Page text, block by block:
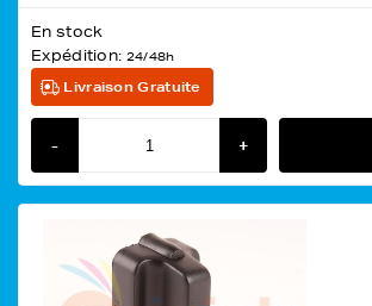
En stock
Expédition: 24/48h
Livraison Gratuite
- +